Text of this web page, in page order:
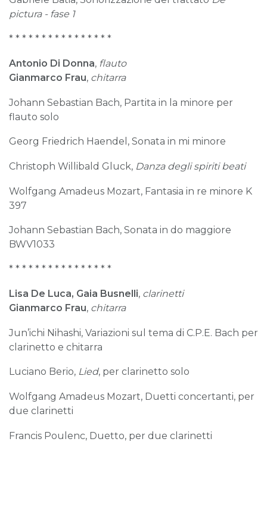
pictura - fase 1
* * * * * * * * * * * * * * * *
Antonio Di Donna, flauto
Gianmarco Frau, chitarra
Johann Sebastian Bach, Partita in la minore per
flauto solo
Georg Friedrich Haendel, Sonata in mi minore
Christoph Willibald Gluck, Danza degli spiriti beati
Wolfgang Amadeus Mozart, Fantasia in re minore K
397
Johann Sebastian Bach, Sonata in do maggiore
BWV1033
* * * * * * * * * * * * * * * *
Lisa De Luca, Gaia Busnelli, clarinetti
Gianmarco Frau, chitarra
Jun’ichi Nihashi, Variazioni sul tema di C.P.E. Bach per
clarinetto e chitarra
Luciano Berio, Lied, per clarinetto solo
Wolfgang Amadeus Mozart, Duetti concertanti, per
due clarinetti
Francis Poulenc, Duetto, per due clarinetti